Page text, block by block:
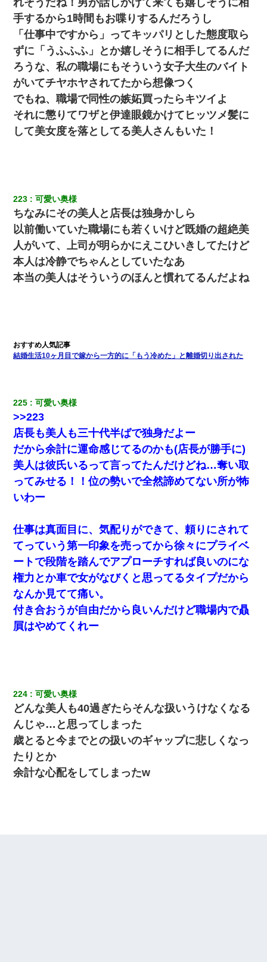
「お前の父ちゃんは自宅警備員」とかからかわれたけど、実はと
んでもない仕事に就いていた
【悲報】姉と入浴中に大きくなってしまった結果ｗｗｗｗｗｗｗ
ｗ
父親がくも膜下出血で突然ﾀﾋ。→母の貯金が0なことが判明。→母
「私を家に置いてほしい、どうか見捨てないで(土下座」俺・嫁
「…」
旋のアパートに行け」→ 旦那が義兄に通報したら「志望校を変え
ろ！」とキレて・・・
何年か前に妹は離婚している。当時生まれた姪が義弟の子じゃな
かったため妹有責での離婚になり…
ＤＮＡ検査『血縁関係０％』旦那「やっぱり托卵だったんだ…」
嫁「本当に身に覚えがない」「なにかの間違いだ！取り違え
手するから1時間もお喋りするんだろうし
「仕事中ですから」ってキッパリとした態度取ら
ずに「うふふふ」とか嬉しそうに相手してるんだ
ろうな、私の職場にもそういう女子大生のバイト
がいてチヤホヤされてたから想像つく
でもね、職場で同性の嫉妬買ったらキツイよ
それに懲りてワザと伊達眼鏡かけてヒッツメ髪に
して美女度を落としてる美人さんもいた！
223 可愛い奥様
ちなみにその美人と店長は独身かしら
以前働いていた職場にも若くいけど既婚の超絶美
人がいて、上司が明らかにえこひいきしてたけど
本人は冷静でちゃんとしていたなあ
本当の美人はそういうのほんと慣れてるんだよね
結婚生活10ヶ月目で嫁から一方的に「もう冷めた」と離婚切り出された
225 可愛い奥様
>>223
店長も美人も三十代半ばで独身だよー
だから余計に運命感じてるのかも(店長が勝手に)
美人は彼氏いるって言ってたんだけどね…奪い取
ってみせる！！位の勢いで全然諦めてない所が怖
いわー
仕事は真面目に、気配りができて、頼りにされて
てっていう第一印象を売ってから徐々にプライベ
ートで段階を踏んでアプローチすれば良いのにな
権力とか車で女がなびくと思ってるタイプだから
なんか見てて痛い。
付き合おうが自由だから良いんだけど職場内で贔
屓はやめてくれー
224 可愛い奥様
どんな美人も40過ぎたらそんな扱いうけなくなる
んじゃ…と思ってしまった
歳とると今までとの扱いのギャップに悲しくなっ
たりとか
余計な心配をしてしまったw